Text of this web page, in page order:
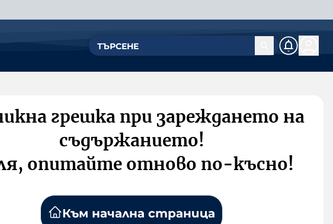
грешка при зареждането на
съдържанието!
опитайте отново по-късно!
Към начална страница